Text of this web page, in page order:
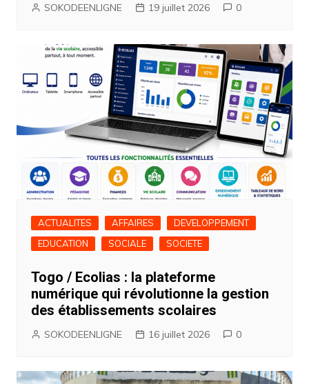
SOKODEENLIGNE 19 juillet 2026 0
ACTUALITES AFFAIRES
DEVELOPPEMENT
EDUCATION
SOCIALE SOCIETE
Togo / Ecolias : la plateforme
numérique qui révolutionne la gestion
des établissements scolaires
SOKODEENLIGNE 16 juillet 2026 0